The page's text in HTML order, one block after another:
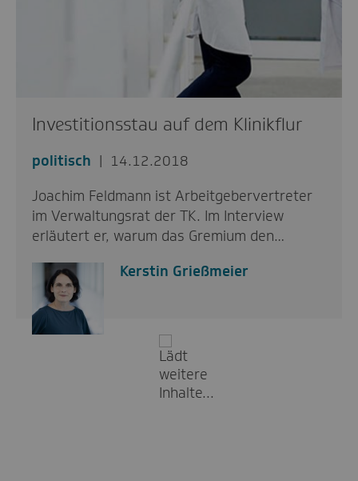
Investitionsstau auf dem Klinikflur
politisch
14.12.2018
Joachim Feldmann ist Arbeitgebervertreter
im Verwaltungsrat der TK. Im Interview
erläutert er, warum das Gremium den…
Kerstin Grießmeier